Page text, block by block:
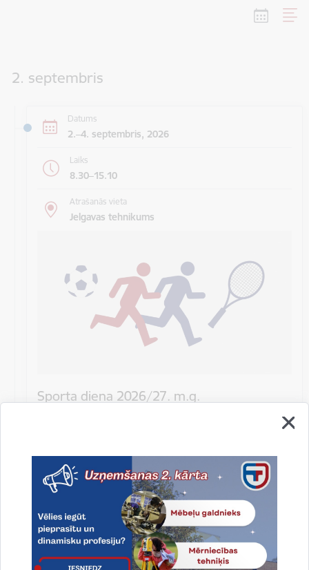
2. septembris
Datums
2.–4. septembris, 2026
Laiks
8.30–15.10
Atrašanās vieta
Jelgavas tehnikums
Sporta diena 2026/27. m.g.
Sporta diena